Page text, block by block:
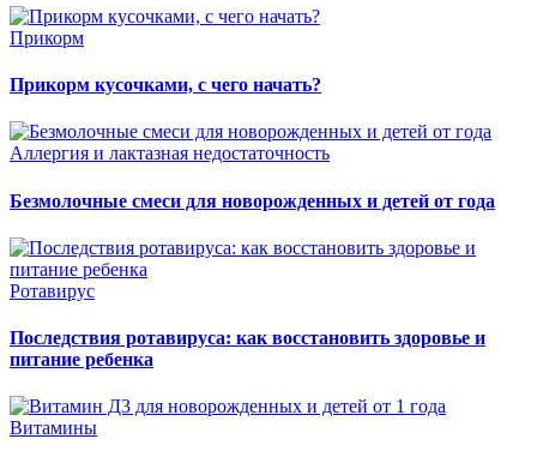
Прикорм
Прикорм кусочками, с чего начать?
Аллергия и лактазная недостаточность
Безмолочные смеси для новорожденных и детей от года
Ротавирус
Последствия ротавируса: как восстановить здоровье и
питание ребенка
Витамины